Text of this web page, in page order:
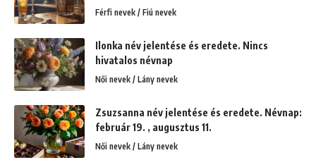
Férfi nevek / Fiú nevek
Ilonka név jelentése és eredete. Nincs
hivatalos névnap
Női nevek / Lány nevek
Zsuzsanna név jelentése és eredete. Névnap:
február 19. , augusztus 11.
Női nevek / Lány nevek